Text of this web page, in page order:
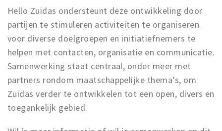
Contact
Partner Apps
Hello Zuidas ondersteunt deze ontwikkeling door
partijen te stimuleren activiteiten te organiseren
voor diverse doelgroepen en initiatiefnemers te
helpen met contacten, organisatie en communicatie.
Samenwerking staat centraal, onder meer met
partners rondom maatschappelijke thema’s, om
Zuidas verder te ontwikkelen tot een open, divers en
toegankelijk gebied.